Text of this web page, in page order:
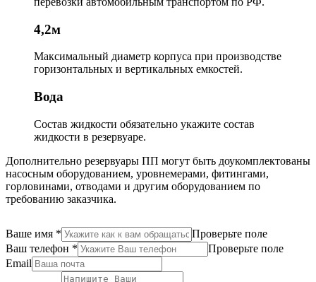
4,2м
Максимальный диаметр корпуса при производстве
горизонтальных и вертикальных емкостей.
Вода
Состав жидкости обязательно укажите состав
жидкости в резервуаре.
Дополнительно резервуары ПП могут быть доукомплектованы
насосным оборудованием, уровнемерами, фитингами,
горловинами, отводами и другим оборудованием по
требованию заказчика.
Ваше имя *
Проверьте поле
Ваш телефон *
Проверьте поле
Email